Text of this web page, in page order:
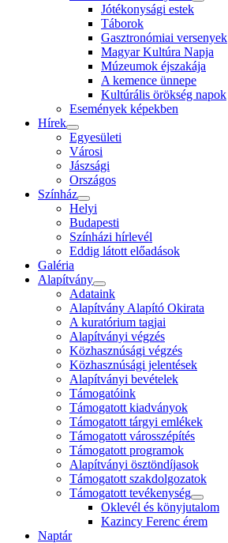
Jótékonysági estek
Táborok
Gasztronómiai versenyek
Magyar Kultúra Napja
Múzeumok éjszakája
A kemence ünnepe
Kultúrális örökség napok
Események képekben
Hírek
Egyesületi
Városi
Jászsági
Országos
Színház
Helyi
Budapesti
Színházi hírlevél
Eddig látott előadások
Galéria
Alapítvány
Adataink
Alapítvány Alapító Okirata
A kuratórium tagjai
Alapítványi végzés
Közhasznúsági végzés
Közhasznúsági jelentések
Alapítványi bevételek
Támogatóink
Támogatott kiadványok
Támogatott tárgyi emlékek
Támogatott városszépítés
Támogatott programok
Alapítványi ösztöndíjasok
Támogatott szakdolgozatok
Támogatott tevékenység
Oklevél és könyjutalom
Kazincy Ferenc érem
Naptár